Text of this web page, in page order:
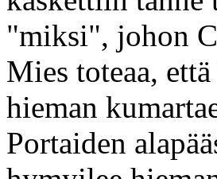
"miksi", johon
Mies toteaa,
hieman
Portaiden